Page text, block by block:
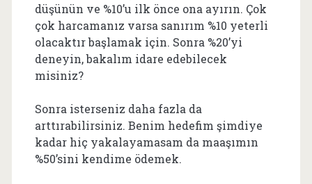
düşünün ve %10’u ilk önce ona ayırın. Çok
çok harcamanız varsa sanırım %10 yeterli
olacaktır başlamak için. Sonra %20’yi
deneyin, bakalım idare edebilecek
misiniz?
Sonra isterseniz daha fazla da
arttırabilirsiniz. Benim hedefim şimdiye
kadar hiç yakalayamasam da maaşımın
%50’sini kendime ödemek.